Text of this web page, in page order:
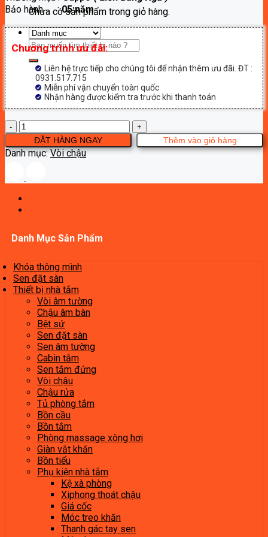
Chưa có sản phẩm trong giỏ hàng.
Tìm
kiếm:
3,300,000₫.
Bảo hành :05 năm
Chương trình ưu đãi:
Liên hệ trực tiếp cho chúng tôi để nhận thêm ưu đãi. ĐT :
0931.517.715
Miễn phí vận chuyển toàn quốc
Nhận hàng được kiểm tra trước khi thanh toán
Vòi
chậu
Gappo
G1017-
số
Thêm vào giỏ hàng
ĐẶT HÀNG NGAY
Danh mục:Vòi chậu
Danh Mục Sản Phẩm
Khóa thông mình
Sen đặt sàn
Thiết bị nhà tắm
Vòi âm tường
Chậu âm bàn
Bệt sứ
Sen đặt sàn
Sen âm tường
Cabin tắm
Sen tắm đứng
Vòi chậu
Chậu rửa
Tủ phòng tắm
Bồn cầu
Bồn tắm
Phòng massage xông hơi
Giàn vắt khăn
Bồn tiểu
Phụ kiện nhà tắm
Kệ xà phòng
Xiphong thoát chậu
Giá cốc
Móc treo khăn
Thanh gác tay sen